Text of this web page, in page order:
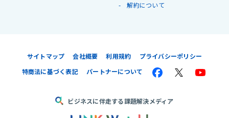
解約について
サイトマップ 会社概要 利用規約
プライバシーポリシー
特商法に基づく表記
パートナーについて
ビジネスに伴走する課題解決メディア